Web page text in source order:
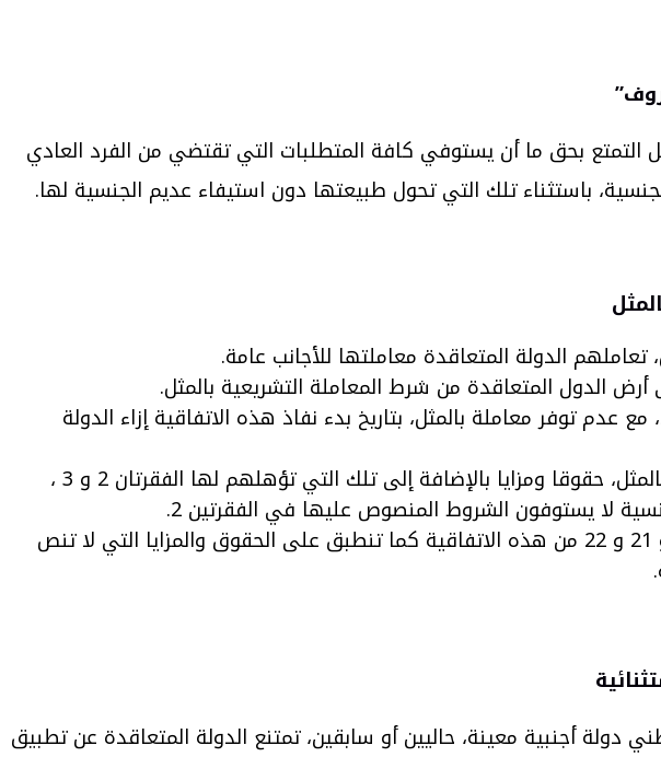
”
بحق ما أن يستوفي كافة المتطلبات التي تقتضي من الفرد العادي
باستثناء تلك التي تحول طبيعتها دون استيفاء عديم الجنسية لها.
الدولة المتعاقدة معاملتها للأجانب عامة.
الدول المتعاقدة من شرط المعاملة التشريعية بالمثل.
توفر معاملة بالمثل، بتاريخ بدء نفاذ هذه الاتفاقية إزاء الدولة
تنظر الدول المتعاقدة بعين العطف في إمكانية منح عديمي الجنسية، مع عدم توفر معاملة بالمثل، حقوقا ومزايا بالإضافة إلى تلك التي تؤهلهم لها الفقرتان 2 و 3 ،
لا يستوفون الشروط المنصوص عليها في الفقرتين 2.
تنطبق جميع أحكام الفقرتين 2 و 3 علي الحقوق والمزايا المذكورة في المواد 13 و 17 و 19 و 21 و 22 من هذه الاتفاقية كما تنطبق على الحقوق والمزايا التي لا تنص
دولة أجنبية معينة، حاليين أو سابقين، تمتنع الدولة المتعاقدة عن تطبيق